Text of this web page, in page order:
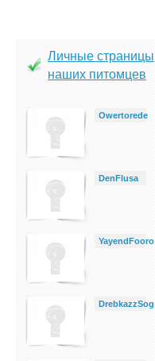
Личные страницы
наших питомцев
Owertorede
DenFlusa
YayendFooro
DrebkazzSog